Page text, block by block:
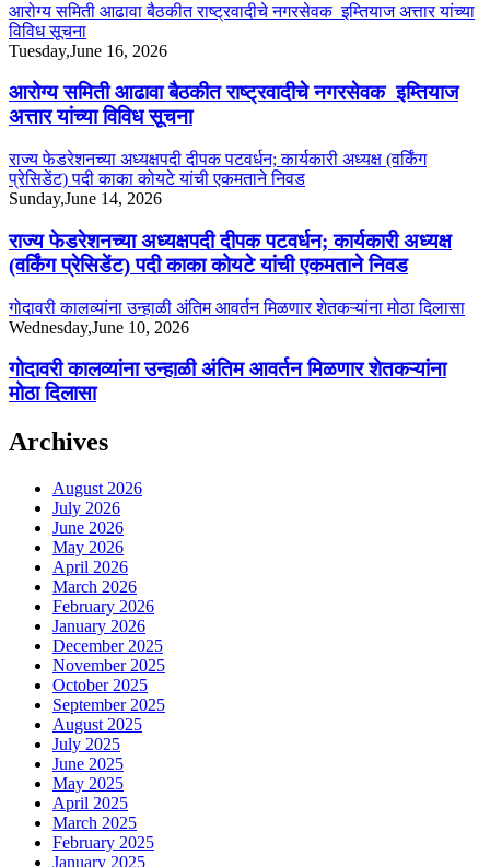
आरोग्य समिती आढावा बैठकीत राष्ट्रवादीचे नगरसेवक इम्तियाज अत्तार यांच्या
विविध सूचना
Tuesday,June 16, 2026
आरोग्य समिती आढावा बैठकीत राष्ट्रवादीचे नगरसेवक इम्तियाज
अत्तार यांच्या विविध सूचना
राज्य फेडरेशनच्या अध्यक्षपदी दीपक पटवर्धन; कार्यकारी अध्यक्ष (वर्किंग
प्रेसिडेंट) पदी काका कोयटे यांची एकमताने निवड
Sunday,June 14, 2026
राज्य फेडरेशनच्या अध्यक्षपदी दीपक पटवर्धन; कार्यकारी अध्यक्ष
(वर्किंग प्रेसिडेंट) पदी काका कोयटे यांची एकमताने निवड
गोदावरी कालव्यांना उन्हाळी अंतिम आवर्तन मिळणार शेतकऱ्यांना मोठा दिलासा
Wednesday,June 10, 2026
गोदावरी कालव्यांना उन्हाळी अंतिम आवर्तन मिळणार शेतकऱ्यांना
मोठा दिलासा
Archives
August 2026
July 2026
June 2026
May 2026
April 2026
March 2026
February 2026
January 2026
December 2025
November 2025
October 2025
September 2025
August 2025
July 2025
June 2025
May 2025
April 2025
March 2025
February 2025
January 2025